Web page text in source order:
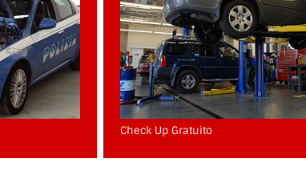
Check Up Gratuito